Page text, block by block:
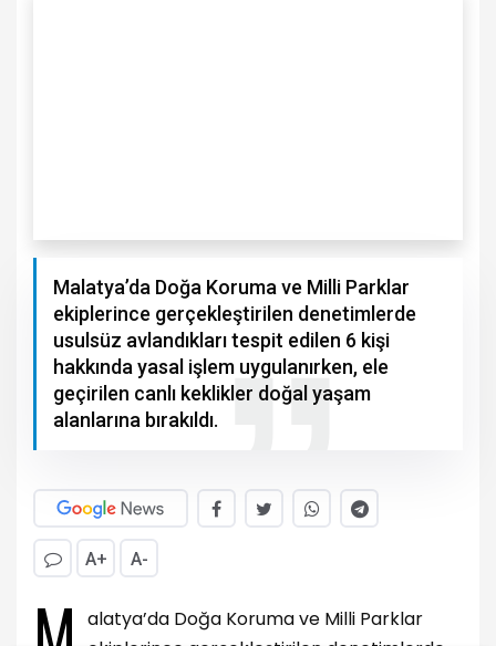
Malatya’da Doğa Koruma ve Milli Parklar
ekiplerince gerçekleştirilen denetimlerde
usulsüz avlandıkları tespit edilen 6 kişi
hakkında yasal işlem uygulanırken, ele
geçirilen canlı keklikler doğal yaşam
alanlarına bırakıldı.
A+ A-
alatya’da Doğa Koruma ve Milli Parklar